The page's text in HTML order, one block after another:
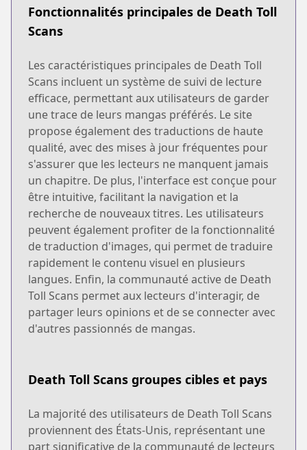
Fonctionnalités principales de Death Toll
Scans
Les caractéristiques principales de Death Toll
Scans incluent un système de suivi de lecture
efficace, permettant aux utilisateurs de garder
une trace de leurs mangas préférés. Le site
propose également des traductions de haute
qualité, avec des mises à jour fréquentes pour
s'assurer que les lecteurs ne manquent jamais
un chapitre. De plus, l'interface est conçue pour
être intuitive, facilitant la navigation et la
recherche de nouveaux titres. Les utilisateurs
peuvent également profiter de la fonctionnalité
de traduction d'images, qui permet de traduire
rapidement le contenu visuel en plusieurs
langues. Enfin, la communauté active de Death
Toll Scans permet aux lecteurs d'interagir, de
partager leurs opinions et de se connecter avec
d'autres passionnés de mangas.
Death Toll Scans groupes cibles et pays
La majorité des utilisateurs de Death Toll Scans
proviennent des États-Unis, représentant une
part significative de la communauté de lecteurs